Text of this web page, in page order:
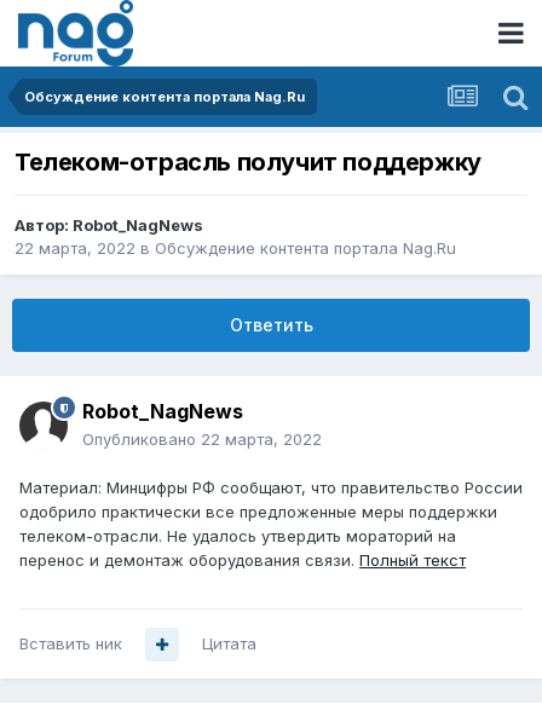
Обсуждение контента портала Nag.Ru
Телеком-отрасль получит поддержку
Автор: Robot_NagNews
22 марта, 2022 в Обсуждение контента портала Nag.Ru
Ответить
Robot_NagNews
Опубликовано 22 марта, 2022
Материал: Минцифры РФ сообщают, что правительство России
одобрило практически все предложенные меры поддержки
телеком-отрасли. Не удалось утвердить мораторий на
перенос и демонтаж оборудования связи. Полный текст
Вставить ник Цитата